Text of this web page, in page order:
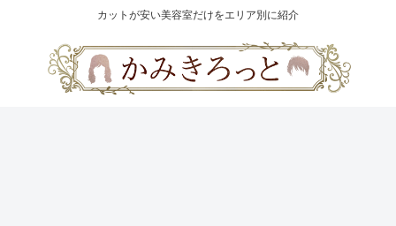
カットが安い美容室だけをエリア別に紹介